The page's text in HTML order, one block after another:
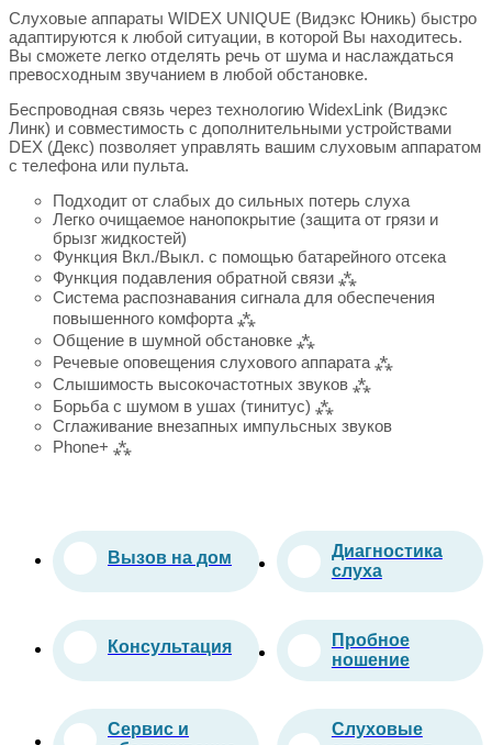
Слуховые аппараты WIDEX UNIQUE (Видэкс Юникь) быстро
адаптируются к любой ситуации, в которой Вы находитесь.
Вы сможете легко отделять речь от шума и наслаждаться
превосходным звучанием в любой обстановке.
Беспроводная связь через технологию WidexLink (Видэкс
Линк) и совместимость с дополнительными устройствами
DEX (Декс) позволяет управлять вашим слуховым аппаратом
с телефона или пульта.
Подходит от слабых до сильных потерь слуха
Легко очищаемое нанопокрытие (защита от грязи и
брызг жидкостей)
Функция Вкл./Выкл. с помощью батарейного отсека
Функция подавления обратной связи ⁂
Система распознавания сигнала для обеспечения
повышенного комфорта ⁂
Общение в шумной обстановке ⁂
Речевые оповещения слухового аппарата ⁂
Слышимость высокочастотных звуков ⁂
Борьба с шумом в ушах (тинитус) ⁂
Сглаживание внезапных импульсных звуков
Phone+ ⁂
Вызов на дом
Диагностика
слуха
Консультация
Пробное
ношение
Сервис и
Слуховые